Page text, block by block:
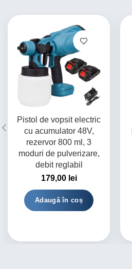
Pistol de vopsit electric
cu acumulator 48V,
rezervor 800 ml, 3
moduri de pulverizare,
debit reglabil
179,00 lei
Adaugă în coș